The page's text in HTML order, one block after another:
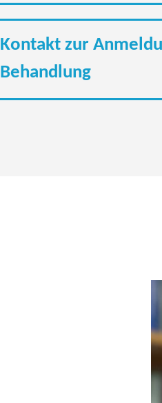
Kontakt zur
Behandlung